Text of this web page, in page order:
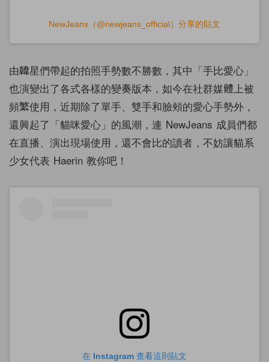
NewJeans（@newjeans_official）分享的貼文
由韓星們帶起的拍照手勢數不勝數，其中「手比愛心」
也演變出了各式各樣的變奏版本，如今在社群媒體上被
頻繁使用，近期除了單手、雙手和臉頰的愛心手勢外，
還興起了「貓咪愛心」的風潮，連 NewJeans 成員們都
在直播、演出現場使用，還不會比的讀者，不妨讓貓系
少女代表 Haerin 教你吧！
在 Instagram 查看這則貼文